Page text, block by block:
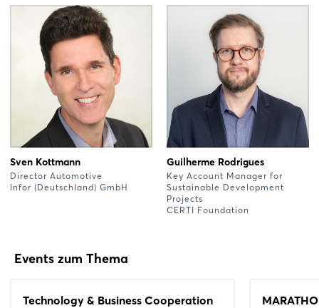
Sven Kottmann
Director Automotive
Infor (Deutschland) GmbH
Guilherme Rodrigues
Key Account Manager for
Sustainable Development
Projects
CERTI Foundation
Events zum Thema
Technology & Business Cooperation